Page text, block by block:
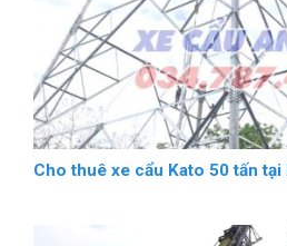
Cho thuê xe cẩu Kato 50 tấn